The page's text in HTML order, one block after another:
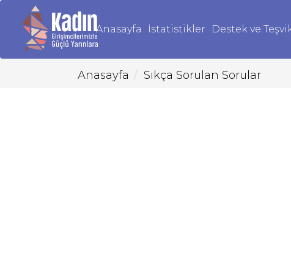
Anasayfa İstatistikler Destek ve
Anasayfa Sıkça Sorulan Sorular